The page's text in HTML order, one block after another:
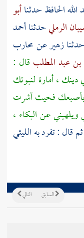
الله الحافظحدثناأبو
الرمليحدثناأحمد
حدثنازهير عن محارب
عبد المطلب قال :
، أمارة لنبوتك
بأصبعك فحيث أشرت
عن البكاء ،
قال : تفرد بهالليثي
التالي السابق